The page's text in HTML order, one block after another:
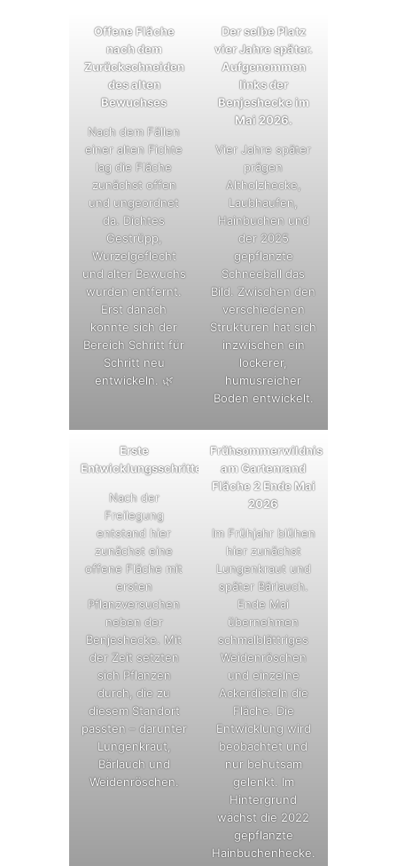
Offene Fläche
nach dem
Zurückschneiden
des alten
Bewuchses
Nach dem Fällen
einer alten Fichte
lag die Fläche
zunächst offen
und ungeordnet
da. Dichtes
Gestrüpp,
Wurzelgeflecht
und alter Bewuchs
wurden entfernt.
Erst danach
konnte sich der
Bereich Schritt für
Schritt neu
entwickeln. 🌿
Der selbe Platz
vier Jahre später.
Aufgenommen
links der
Benjeshecke im
Mai 2026.
Vier Jahre später
prägen
Altholzhecke,
Laubhaufen,
Hainbuchen und
der 2025
gepflanzte
Schneeball das
Bild. Zwischen den
verschiedenen
Strukturen hat sich
inzwischen ein
lockerer,
humusreicher
Boden entwickelt.
Erste
Entwicklungsschritte
Nach der
Freilegung
entstand hier
zunächst eine
offene Fläche mit
ersten
Pflanzversuchen
neben der
Benjeshecke. Mit
der Zeit setzten
sich Pflanzen
durch, die zu
diesem Standort
passten – darunter
Lungenkraut,
Bärlauch und
Weidenröschen.
Frühsommerwildnis
am Gartenrand
Fläche 2 Ende Mai
2026
Im Frühjahr blühen
hier zunächst
Lungenkraut und
später Bärlauch.
Ende Mai
übernehmen
schmalblättriges
Weidenröschen
und einzelne
Ackerdisteln die
Fläche. Die
Entwicklung wird
beobachtet und
nur behutsam
gelenkt. Im
Hintergrund
wächst die 2022
gepflanzte
Hainbuchenhecke.